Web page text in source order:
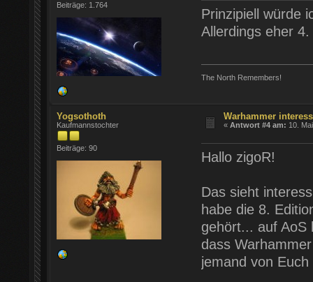
Beiträge: 1.764
Prinzipiell würde
Allerdings eher
The North Remembers!
Yogsothoth
Kaufmannstochter
Beiträge: 90
Warhammer
«Antwort #4 am: 10.
Hallo zigoR!
Das sieht
habe die 8.
gehört... auf AoS
dass
jemand von